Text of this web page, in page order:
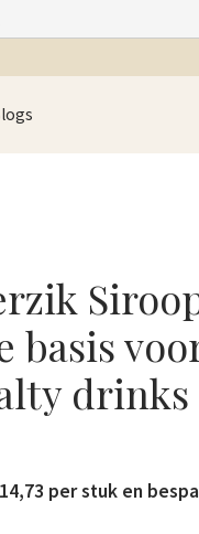
basis
drinks
per stuk en